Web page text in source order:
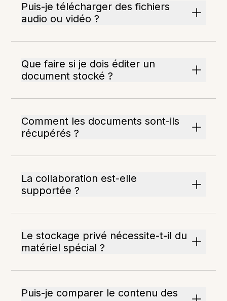
Puis-je télécharger des fichiers
audio ou vidéo ?
Que faire si je dois éditer un
document stocké ?
Comment les documents sont-ils
récupérés ?
La collaboration est-elle
supportée ?
Le stockage privé nécessite-t-il du
matériel spécial ?
Puis-je comparer le contenu des